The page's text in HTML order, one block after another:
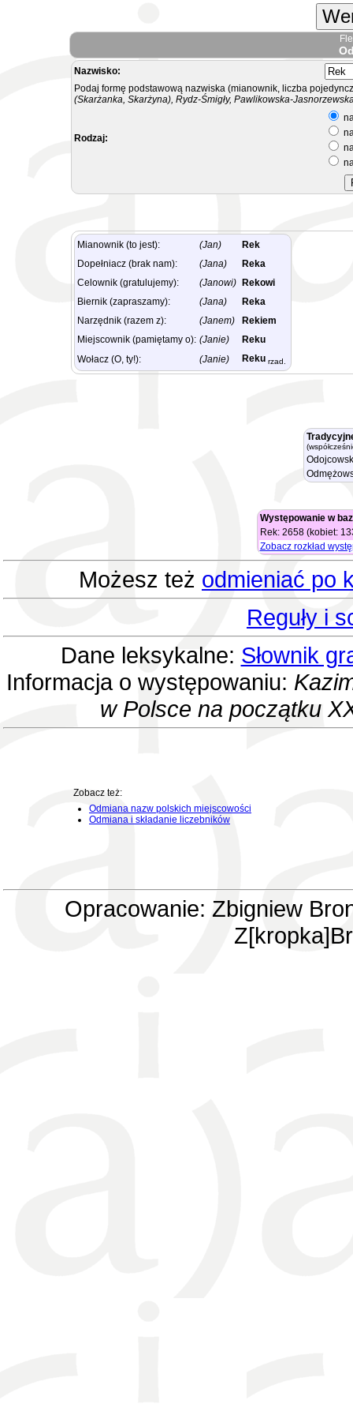
Nazwisko:
Podaj formę podstawową nazwiska (mianownik, liczba
(Skarżanka, Skarżyna), Rydz-Śmigły, Pawlikowska-
Rodzaj:
Mianownik (to jest): (Jan)
Rek
Dopełniacz (brak nam):
(Jana)
Reka
Celownik (gratulujemy):
(Janowi)
Rekowi
Biernik (zapraszamy):
(Jana)
Reka
Narzędnik (razem z):
(Janem)
Rekiem
Miejscownik (pamiętamy o): (Janie)
Reku
Wołacz (O, ty!):
(Janie) Reku rzad.
Występowanie w
Rek: 2658 (kobiet:
Zobacz rozkład
Możesz też odmieniać po
Reguły i
Dane leksykalne: Słownik
Informacja o występowaniu:
w Polsce na początku
Zobacz też:
Odmiana nazw polskich miejscowości
Odmiana i składanie liczebników
Opracowanie: Zbigniew